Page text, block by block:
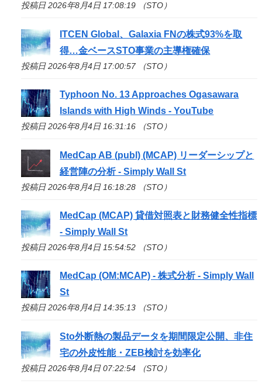
投稿日 2026年8月4日 17:08:19 （STO）
ITCEN Global、Galaxia FNの株式93%を取
得…金ベースSTO事業の主導権確保
投稿日 2026年8月4日 17:00:57 （STO）
Typhoon No. 13 Approaches Ogasawara
Islands with High Winds - YouTube
投稿日 2026年8月4日 16:31:16 （STO）
MedCap AB (publ) (MCAP) リーダーシップと
経営陣の分析 - Simply Wall St
投稿日 2026年8月4日 16:18:28 （STO）
MedCap (MCAP) 貸借対照表と財務健全性指標
- Simply Wall St
投稿日 2026年8月4日 15:54:52 （STO）
MedCap (OM:MCAP) - 株式分析 - Simply Wall
St
投稿日 2026年8月4日 14:35:13 （STO）
Sto外断熱の製品データを期間限定公開、非住
宅の外皮性能・ZEB検討を効率化
投稿日 2026年8月4日 07:22:54 （STO）